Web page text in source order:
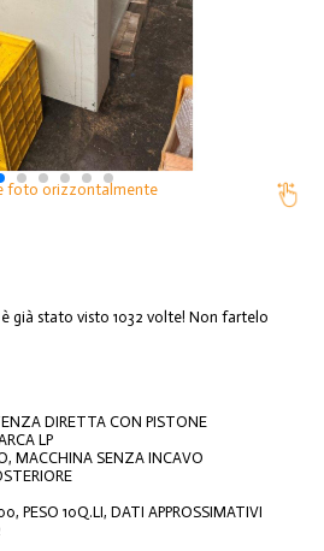
foto orizzontalmente
stato visto 1032 volte! Non fartelo
DIRETTA CON PISTONE
LP
MACCHINA SENZA INCAVO
PESO 10Q.LI, DATI APPROSSIMATIVI